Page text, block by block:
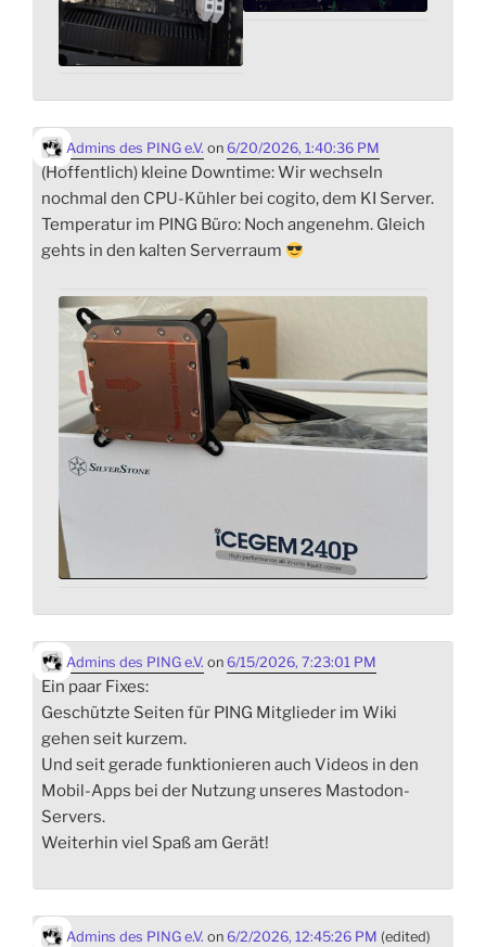
Admins des PING e.V. on 6/20/2026, 1:40:36 PM
(Hoffentlich) kleine Downtime: Wir wechseln
nochmal den CPU-Kühler bei cogito, dem KI Server.
Temperatur im PING Büro: Noch angenehm. Gleich
gehts in den kalten Serverraum
Admins des PING e.V. on 6/15/2026, 7:23:01 PM
Ein paar Fixes:
Geschützte Seiten für PING Mitglieder im Wiki
gehen seit kurzem.
Und seit gerade funktionieren auch Videos in den
Mobil-Apps bei der Nutzung unseres Mastodon-
Servers.
Weiterhin viel Spaß am Gerät!
Admins des PING e.V. on 6/2/2026, 12:45:26 PM (edited)